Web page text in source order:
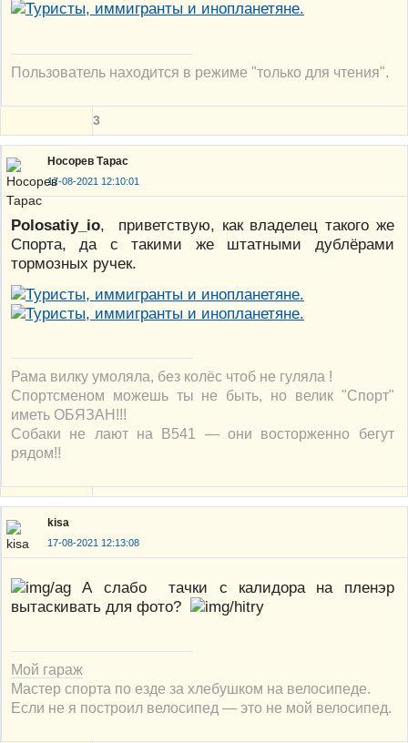
Пользователь находится в режиме "только для чтения".
3
Носорев Тарас
17-08-2021 12:10:01
Polosatiy_io, приветствую, как владелец такого же
Спорта, да с такими же штатными дублёрами
тормозных ручек.
Рама вилку умоляла, без колёс чтоб не гуляла !
Спортсменом можешь ты не быть, но велик "Спорт"
иметь ОБЯЗАН!!!
Собаки не лают на В541 — они восторженно бегут
рядом!!
kisa
17-08-2021 12:13:08
А слабо тачки с калидора на пленэр
вытаскивать для фото?
Мой гараж
Мастер спорта по езде за хлебушком на велосипеде.
Если не я построил велосипед — это не мой велосипед.